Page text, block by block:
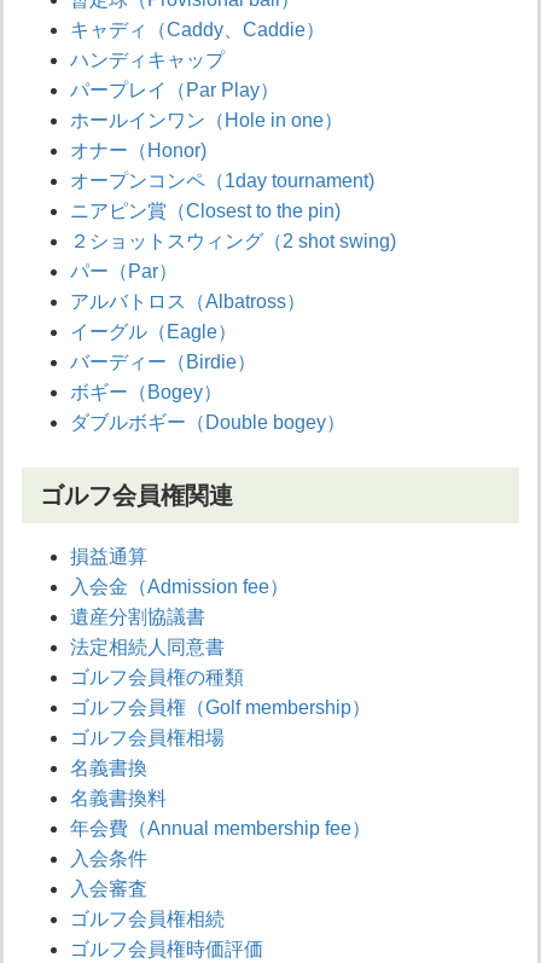
キャディ（Caddy、Caddie）
ハンディキャップ
パープレイ（Par Play）
ホールインワン（Hole in one）
オナー（Honor)
オープンコンペ（1day tournament)
ニアピン賞（Closest to the pin)
２ショットスウィング（2 shot swing)
パー（Par）
アルバトロス（Albatross）
イーグル（Eagle）
バーディー（Birdie）
ボギー（Bogey）
ダブルボギー（Double bogey）
ゴルフ会員権関連
損益通算
入会金（Admission fee）
遺産分割協議書
法定相続人同意書
ゴルフ会員権の種類
ゴルフ会員権（Golf membership）
ゴルフ会員権相場
名義書換
名義書換料
年会費（Annual membership fee）
入会条件
入会審査
ゴルフ会員権相続
ゴルフ会員権時価評価